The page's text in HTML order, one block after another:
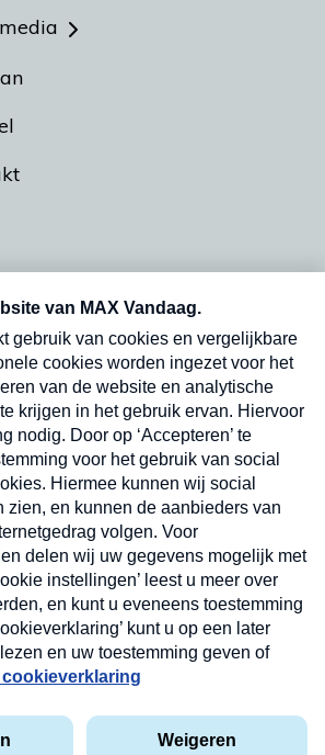
vrijdag- en dinsdagochtend in
Verzend
Cookieverklaring
abonnement op onze
vrijdag- en dinsdagochtend in uw